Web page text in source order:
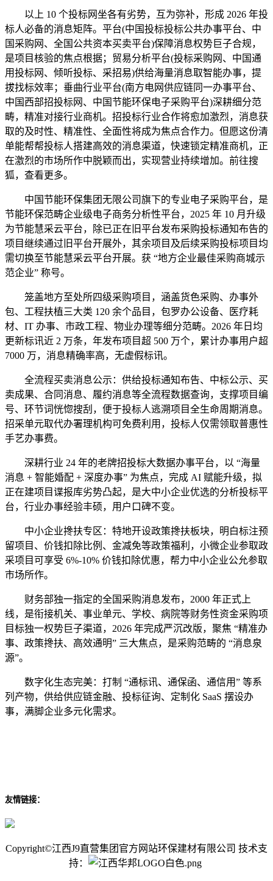
以上 10 个投标网坐各有劣势，互为弥补，形成 2026 年投
标人必备的消息矩阵。平台(中国投标投标公共办事平台、中
国采购网、全国公共资本买卖平台)保障消息权势巨子合规，
是项目核验的焦点根据；贸易分析平台(投标采购网、中国通
用投标网、倾听投标、采招易)供给海量消息取智能办事，提
拔找标效率；垂曲行业平台(南方电网供应链同一办事平台、
中国西部招投标网、中国节能环保电子采购平台)深耕细分范
畴，精准对接行业商机。招投标行业合作将愈加激烈，消息获
取的及时性、精准性、全面性将成为焦点合作力。但愿这份清
单能帮帮投标人搭建高效的消息渠道，快速锁定精准商机，正
在激烈的市场所作中脱颖而出，实现营业持续增加。前往搜
狐，查看更多。
中国节能环保集团无限公司旗下的专业电子采购平台，是
节能环保范畴企业级电子商务分析性平台，2025 年 10 月升级
为节能慧采云平台，除已正在旧平台发布采购投标通知布告的
项目继续通过旧平台开展外，其余项目及后续采购投标项目均
需切换至节能慧采云平台开展。获 “地方企业最佳采购商城示
范企业” 称号。
笼盖地方至处所四级采购项目，涵盖货色采购、办事外
包、工程扶植三大类 120 余个品目，包罗办公设备、医疗耗
材、IT 办事、市政工程、物业办理等细分范畴。2026 年日均
更新标讯近 2 万条，年发布项目超 500 万个，累计办事用户超
7000 万，消息精确率高，无虚假标讯。
全流程买卖消息公示：供给投标通知布告、中标公示、买
卖成果、合同消息、履约消息等全流程数据查询，支撑项目编
号、环节词恍惚搜刮，便于投标人逃溯项目全生命周期消息。
招采单元取代办署理机构可免费利用，投标人仅需领取普惠性
手艺办事费。
深耕行业 24 年的老牌招投标大数据办事平台，以 “海量
消息 + 智能婚配 + 深度办事” 为焦点，完成 AI 赋能升级，拟
正在建项目谍报库劣势凸起，是大中小企业优选的分析投标平
台，行业办事经验丰硕，用户口碑不变。
中小企业搀扶专区：特地开设政策搀扶板块，明白标注预
留项目、价钱扣除比例、金减免等政策福利，小微企业参取政
采项目可享受 6%-10% 价钱扣除优惠，帮力中小企业公允参取
市场所作。
财务部独一指定的全国采购消息发布，2000 年正式上
线，是衔接机关、事业单元、学校、病院等财务性资金采购项
目标独一权势巨子渠道，2026 年完成严沉改版，聚焦 “精准办
事、政策搀扶、高效通明” 三大焦点，是采购范畴的 “消息泉
源”。
数字化生态完美：打制 “通标讯、通保函、通信用” 等系
列产物，供给供应链金融、投标征询、定制化 SaaS 摆设办
事，满脚企业多元化需求。
友情链接：
Copyright©江西J9直营集团官方网站环保建材有限公司 技术支
持：